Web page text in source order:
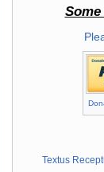
Textus